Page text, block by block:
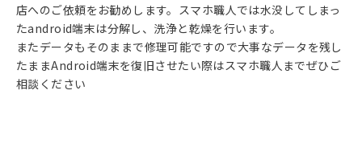
店へのご依頼をお勧めします。スマホ職人では水没してしまっ
たandroid端末は分解し、洗浄と乾燥を行います。
またデータもそのままで修理可能ですので大事なデータを残し
たままAndroid端末を復旧させたい際はスマホ職人までぜひご
相談ください